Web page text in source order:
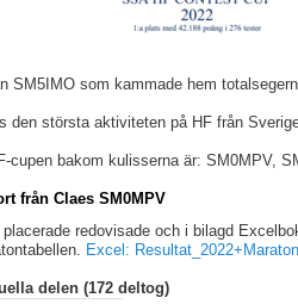
SM5IMO som kammade hem
den största aktiviteten på HF från
cupen bakom kulisserna är: SM0MPV,
från Claes SM0MPV
placerade redovisade och i bilagd
Excel: Resultat_2022+Maraton
delen (172 deltog)